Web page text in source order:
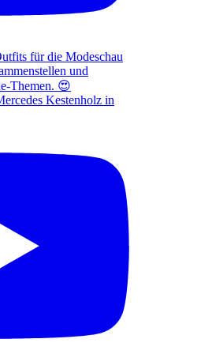
Kestenholz in